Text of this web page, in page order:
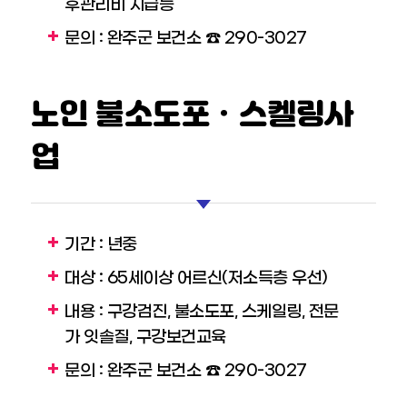
후관리비 지급등
문의 : 완주군 보건소 ☎ 290-3027
노인 불소도포ㆍ스켈링사
업
기간 : 년중
대상 : 65세이상 어르신(저소득층 우선)
내용 : 구강검진, 불소도포, 스케일링, 전문
가 잇솔질, 구강보건교육
문의 : 완주군 보건소 ☎ 290-3027